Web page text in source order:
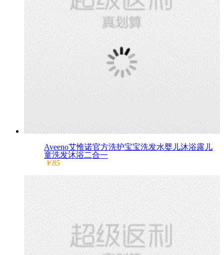
Aveeno艾惟诺官方洗护宝宝洗发水婴儿沐浴露儿
童洗发沐浴二合一
￥85